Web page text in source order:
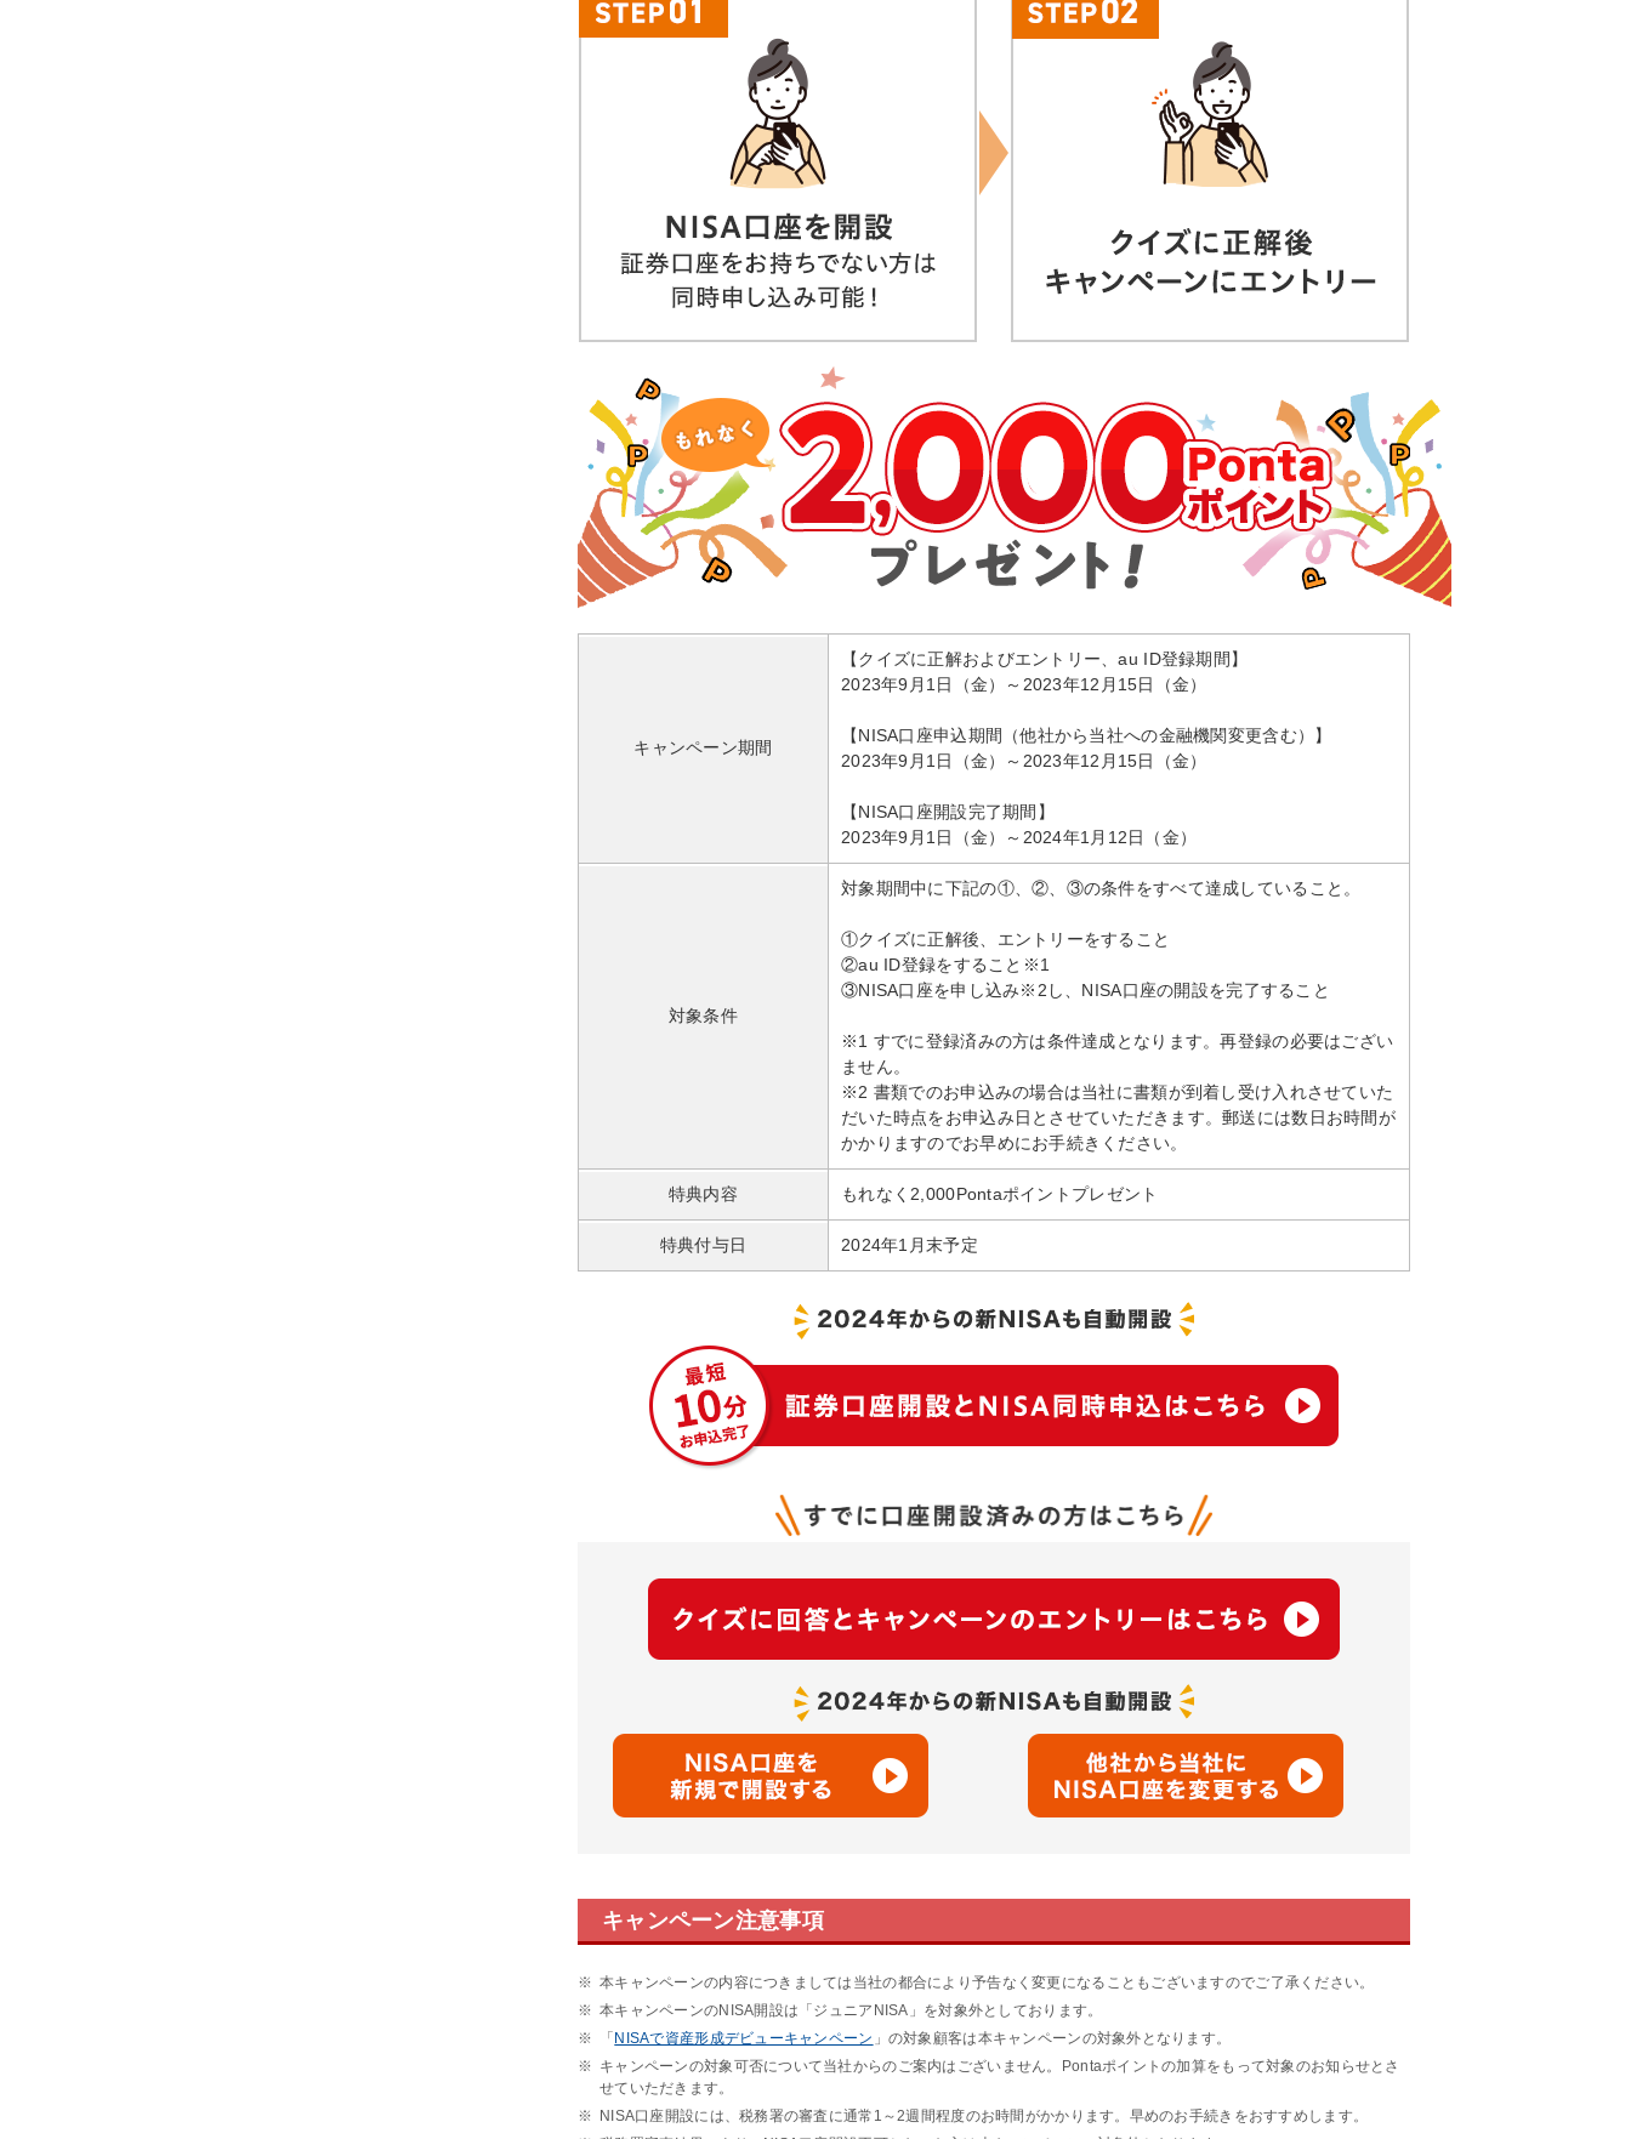
キャンペーン期間
【クイズに正解およびエントリー、au ID登録期間】
2023年9月1日（金）～2023年12月15日（金）
【NISA口座申込期間（他社から当社への金融機関変更含む）】
2023年9月1日（金）～2023年12月15日（金）
【NISA口座開設完了期間】
2023年9月1日（金）～2024年1月12日（金）
対象条件
対象期間中に下記の①、②、③の条件をすべて達成していること。
①クイズに正解後、エントリーをすること
②au ID登録をすること※1
③NISA口座を申し込み※2し、NISA口座の開設を完了すること
※1 すでに登録済みの方は条件達成となります。再登録の必要はござい
ません。
※2 書類でのお申込みの場合は当社に書類が到着し受け入れさせていた
だいた時点をお申込み日とさせていただきます。郵送には数日お時間が
かかりますのでお早めにお手続きください。
特典内容 もれなく2,000Pontaポイントプレゼント
特典付与日 2024年1月末予定
キャンペーン注意事項
※ 本キャンペーンの内容につきましては当社の都合により予告なく変更になることもございますのでご了承ください。
※ 本キャンペーンのNISA開設は「ジュニアNISA」を対象外としております。
※
「 NISAで資産形成デビューキャンペーン 」の対象顧客は本キャンペーンの対象外となります。
※ キャンペーンの対象可否について当社からのご案内はございません。Pontaポイントの加算をもって対象のお知らせとさ
せていただきます。
※
NISA口座開設には、税務署の審査に通常1～2週間程度のお時間がかかります。早めのお手続きをおすすめします。